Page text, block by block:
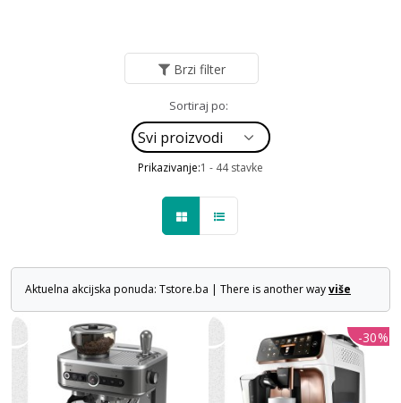
Brzi filter
Sortiraj po:
Prikazivanje:1 - 44 stavke
Aktuelna akcijska ponuda: Tstore.ba | There is another wayviše
-30%